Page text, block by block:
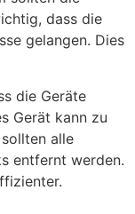
dass die
gelangen. Dies
die Geräte
Gerät kann zu
alle
entfernt werden.